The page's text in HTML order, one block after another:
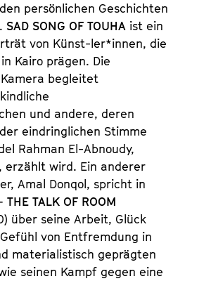
persönlichen Geschichten
SAD SONG OF TOUHA ist ein
von Künst-ler*innen, die
Kairo prägen. Die
begleitet
und andere, deren
eindringlichen Stimme
Rahman El-Abnoudy,
erzählt wird. Ein anderer
Amal Donqol, spricht in
THE TALK OF ROOM
über seine Arbeit, Glück
von Entfremdung in
materialistisch geprägten
seinen Kampf gegen eine